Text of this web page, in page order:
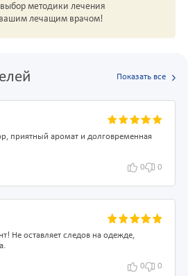
методики лечения
вашим лечащим врачом!
Показать все
приятный аромат и долговременная
0 0
Не оставляет следов на одежде,
0 0